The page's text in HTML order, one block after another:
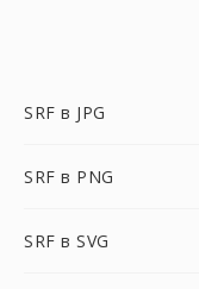
SRF в JPG
SRF в PNG
SRF в SVG